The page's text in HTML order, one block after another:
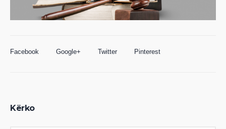
Facebook Google+ Twitter Pinterest
Kërko